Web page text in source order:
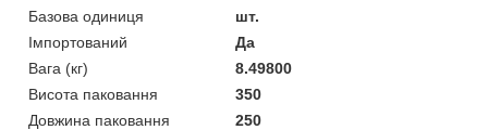
Базова одиниця
шт.
Імпортований
Да
Вага (кг)
8.49800
Висота паковання
350
Довжина паковання
250